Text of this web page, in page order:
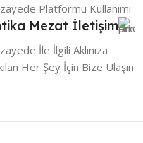
Platformu Kullanımı
Mezat İletişim
İle İlgili Aklınıza
Her Şey İçin Bize Ulaşın